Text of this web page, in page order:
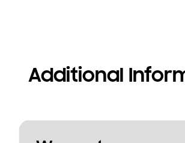
Additional